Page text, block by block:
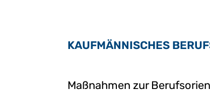
KAUFMÄNNISCHES
Maßnahmen zur